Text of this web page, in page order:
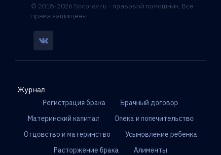
© 2018-2026 Socprav.ru - правовой помощник. Все
права защищены
Журнал
Регистрация брака
Брачный договор
Материнский капитал
Опека и попечительство
Отцовство и материнство
Усыновление ребенка
Расторжение брака
Алименты